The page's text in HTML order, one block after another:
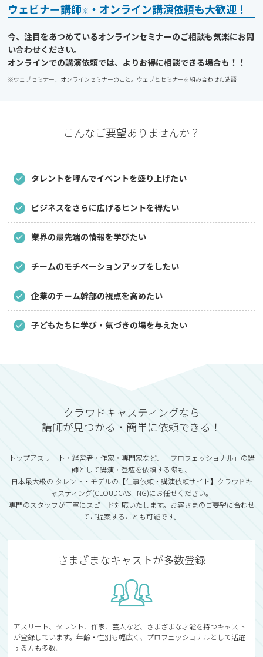
ウェビナー講師※ ・オンライン講演依頼も大歓迎！
今、注目をあつめているオンラインセミナーのご相談も気楽にお問
い合わせください。
オンラインでの講演依頼では、よりお得に相談できる場合も！！
※ウェブセミナー、オンラインセミナーのこと。ウェブとセミナーを組み合わせた造語
こんなご要望ありませんか？
タレントを呼んでイベントを盛り上げたい
ビジネスをさらに広げるヒントを得たい
業界の最先端の情報を学びたい
チームのモチベーションアップをしたい
企業のチーム幹部の視点を高めたい
子どもたちに学び・気づきの場を与えたい
クラウドキャスティングなら
講師が見つかる・簡単に依頼できる！
トップアスリート・経営者・作家・専門家など、「プロフェッショナル」の講
師として講演・登壇を依頼する際も、
日本最大級の タレント・モデルの【仕事依頼・講演依頼サイト】クラウドキ
ャスティング(CLOUDCASTING)にお任せください。
専門のスタッフが丁寧にスピード対応いたします。お客さまのご要望に合わせ
てご提案することも可能です。
さまざまなキャストが多数登録
アスリート、タレント、作家、芸人など、さまざまな才能を持つキャスト
が登録しています。年齢・性別も幅広く、プロフェッショナルとして活躍
する方も多数。